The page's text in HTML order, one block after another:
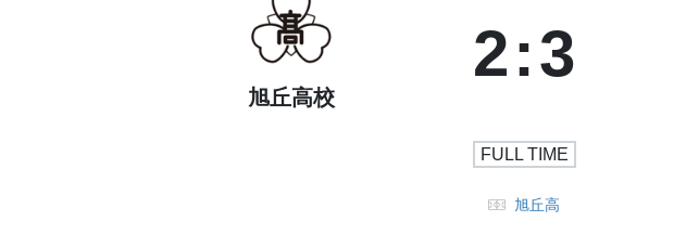
旭丘高校
2:3
FULL TIME
旭丘高